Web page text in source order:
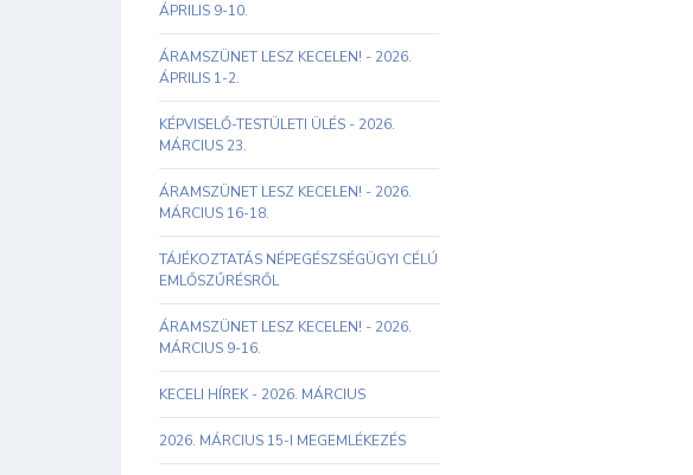
ÁPRILIS 9-10.
ÁRAMSZÜNET LESZ KECELEN! - 2026.
ÁPRILIS 1-2.
KÉPVISELŐ-TESTÜLETI ÜLÉS - 2026.
MÁRCIUS 23.
ÁRAMSZÜNET LESZ KECELEN! - 2026.
MÁRCIUS 16-18.
TÁJÉKOZTATÁS NÉPEGÉSZSÉGÜGYI CÉLÚ
EMLŐSZŰRÉSRŐL
ÁRAMSZÜNET LESZ KECELEN! - 2026.
MÁRCIUS 9-16.
KECELI HÍREK - 2026. MÁRCIUS
2026. MÁRCIUS 15-I MEGEMLÉKEZÉS